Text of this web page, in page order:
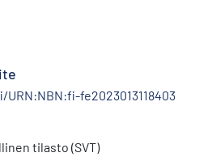
fe2023013118403
tilasto (SVT)